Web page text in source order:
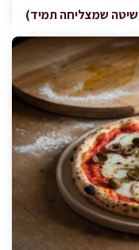
שמצליחה תמיד)